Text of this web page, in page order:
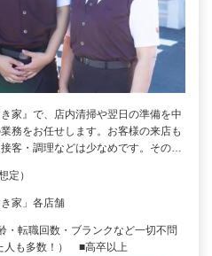
家』で、店内清掃や翌日の準備を中
務をお任せします。お客様の来店も
客・調理などは少なめです。その…
定）
家」各店舗
転職回数・ブランクなど一切不問
人も多数！） ■高卒以上